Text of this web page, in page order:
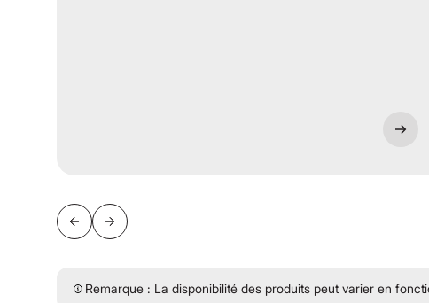
Remarque : La disponibilité des produits peut varier en